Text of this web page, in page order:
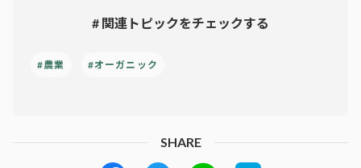
# 関連トピックをチェックする
#農業 #オーガニック
SHARE